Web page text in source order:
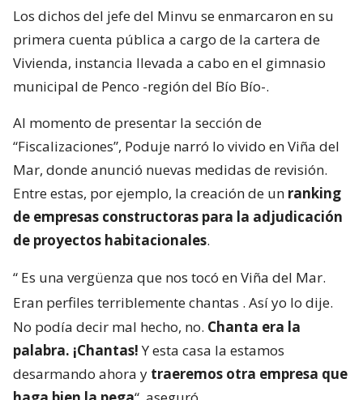
Los dichos del jefe del Minvu se enmarcaron en su
primera cuenta pública a cargo de la cartera de
Vivienda, instancia llevada a cabo en el gimnasio
municipal de Penco -región del Bío Bío-.
Al momento de presentar la sección de
“Fiscalizaciones”, Poduje narró lo vivido en Viña del
Mar, donde anunció nuevas medidas de revisión.
Entre estas, por ejemplo, la creación de un ranking
de empresas constructoras para la adjudicación
de proyectos habitacionales.
“ Es una vergüenza que nos tocó en Viña del Mar.
Eran perfiles terriblemente chantas . Así yo lo dije.
No podía decir mal hecho, no. Chanta era la
palabra. ¡Chantas!Y esta casa la estamos
desarmando ahora y traeremos otra empresa que